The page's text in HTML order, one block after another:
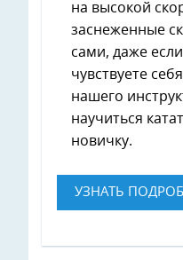
на высокой
заснеженные
сами, даже
чувствуете
нашего
научиться
новичку.
УЗНАТЬ